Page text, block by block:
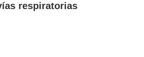
respiratorias